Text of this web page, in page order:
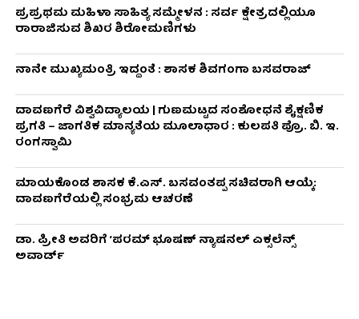
ಪ್ರಪ್ರಥಮ ಮಹಿಳಾ ಸಾಹಿತ್ಯ ಸಮ್ಮೇಳನ : ಸರ್ವ ಕ್ಷೇತ್ರದಲ್ಲಿಯೂ
ರಾರಾಜಿಸುವ ಶಿಖರ ಶಿರೋಮಣಿಗಳು
ನಾನೇ ಮುಖ್ಯಮಂತ್ರಿ ಇದ್ದಂತೆ : ಶಾಸಕ ಶಿವಗಂಗಾ ಬಸವರಾಜ್
ದಾವಣಗೆರೆ ವಿಶ್ವವಿದ್ಯಾಲಯ | ಗುಣಮಟ್ಟದ ಸಂಶೋಧನೆ ಶೈಕ್ಷಣಿಕ
ಪ್ರಗತಿ – ಜಾಗತಿಕ ಮಾನ್ಯತೆಯ ಮೂಲಾಧಾರ : ಕುಲಪತಿ ಪ್ರೊ. ಬಿ. ಇ.
ರಂಗಸ್ವಾಮಿ
ಮಾಯಕೊಂಡ ಶಾಸಕ ಕೆ.ಎಸ್. ಬಸವಂತಪ್ಪ ಸಚಿವರಾಗಿ ಆಯ್ಕೆ:
ದಾವಣಗೆರೆಯಲ್ಲಿ ಸಂಭ್ರಮ ಆಚರಣೆ
ಡಾ. ಪ್ರೀತಿ ಅವರಿಗೆ ‘ಪರಮ್ ಭೂಷಣ್ ನ್ಯಾಷನಲ್ ಎಕ್ಸಲೆನ್ಸ್
ಅವಾರ್ಡ್